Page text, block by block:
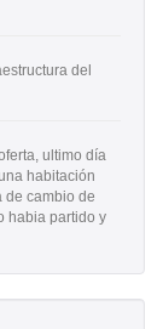
del
ultimo día
habitación
de cambio de
habia partido y